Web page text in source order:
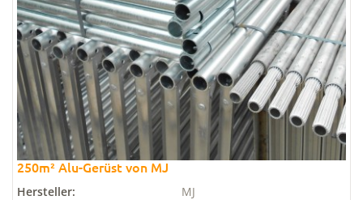
250m² Alu-Gerüst von MJ
Hersteller:
MJ